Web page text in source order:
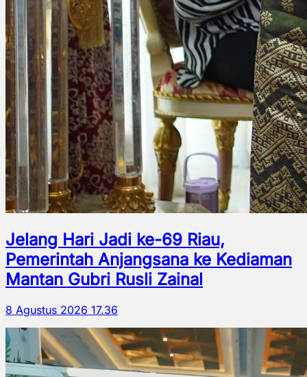
Jelang Hari Jadi ke-69 Riau,
Pemerintah Anjangsana ke Kediaman
Mantan Gubri Rusli Zainal
8 Agustus 2026 17.36